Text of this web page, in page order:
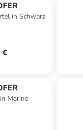
in Schwarz
€
Marine